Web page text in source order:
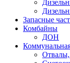
Запасные
Комбайны
ДОН